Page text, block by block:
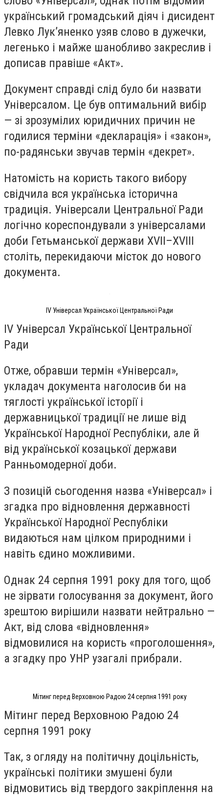
український громадський діяч і дисидент
Левко Лук’яненко узяв слово в дужечки,
легенько і майже шанобливо закреслив і
дописав правіше «Акт».
Документ справді слід було би назвати
Універсалом. Це був оптимальний вибір
— зі зрозумілих юридичних причин не
годилися терміни «декларація» і «закон»,
по-радянськи звучав термін «декрет».
Натомість на користь такого вибору
свідчила вся українська історична
традиція. Універсали Центральної Ради
логічно кореспондували з універсалами
доби Гетьманської держави XVII–XVIII
століть, перекидаючи місток до нового
документа.
IV Універсал Української Центральної Ради
IV Універсал Української Центральної
Ради
Отже, обравши термін «Універсал»,
укладач документа наголосив би на
тяглості української історії і
державницької традиції не лише від
Української Народної Республіки, але й
від української козацької держави
Ранньомодерної доби.
З позицій сьогодення назва «Універсал» і
згадка про відновлення державності
Української Народної Республіки
видаються нам цілком природними і
навіть єдино можливими.
Однак 24 серпня 1991 року для того, щоб
не зірвати голосування за документ, його
зрештою вирішили назвати нейтрально —
Акт, від слова «відновлення»
відмовилися на користь «проголошення»,
а згадку про УНР узагалі прибрали.
Мітинг перед Верховною Радою 24 серпня 1991 року
Мітинг перед Верховною Радою 24
серпня 1991 року
Так, з огляду на політичну доцільність,
українські політики змушені були
відмовитись від твердого закріплення на